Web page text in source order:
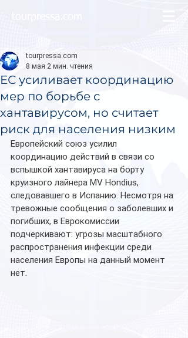
ЕС усиливает координацию
мер по борьбе с
хантавирусом, но считает
риск для населения низким
tourpressa.com
8 мая 2 мин. чтения
Европейский союз усилил
координацию действий в связи со
вспышкой хантавируса на борту
круизного лайнера MV Hondius,
следовавшего в Испанию. Несмотря на
тревожные сообщения о заболевших и
погибших, в Еврокомиссии
подчеркивают: угрозы масштабного
распространения инфекции среди
населения Европы на данный момент
нет.